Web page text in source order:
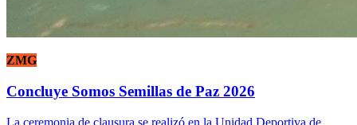
ZMG
Concluye Somos Semillas de Paz 2026
La ceremonia de clausura se realizó en la Unidad Deportiva de